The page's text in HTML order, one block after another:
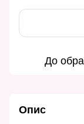
До
Опис